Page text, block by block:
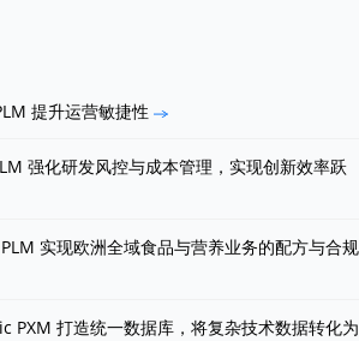
提升运营敏捷性
强化研发风控与成本管理，实现创新效率跃
实现欧洲全域食品与营养业务的配方与合规
PXM 打造统一数据库，将复杂技术数据转化为